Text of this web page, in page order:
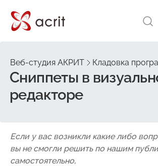
Веб-студия АКРИТ Кладовка
Сниппеты в
редакторе
Если у вас возникли какие либо
вы не смогли решить по нашим
самостоятельно,